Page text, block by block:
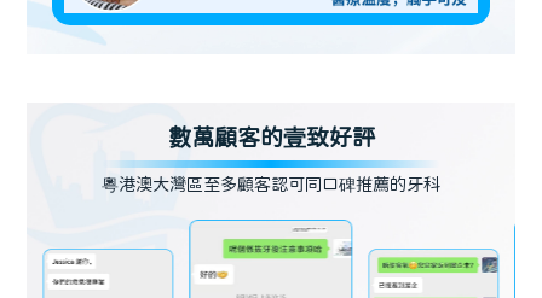
數萬顧客的壹致好評
粵港澳大灣區至多顧客認可同口碑推薦的牙科